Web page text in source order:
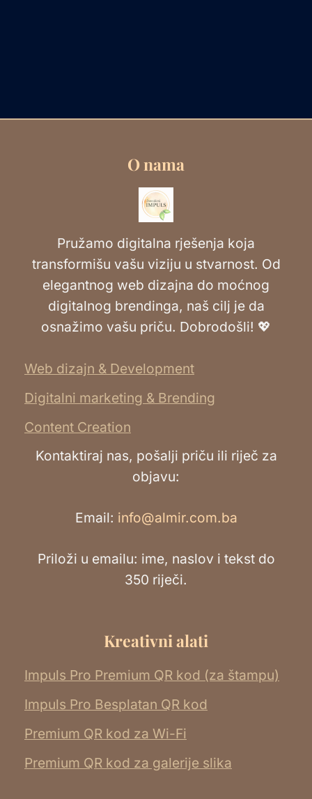
O nama
Pružamo digitalna rješenja koja
transformišu vašu viziju u stvarnost. Od
elegantnog web dizajna do moćnog
digitalnog brendinga, naš cilj je da
osnažimo vašu priču. Dobrodošli! 💖
Web dizajn & Development
Digitalni marketing & Brending
Content Creation
Kontaktiraj nas, pošalji priču ili riječ za
objavu:
Email: info@almir.com.ba
Priloži u emailu: ime, naslov i tekst do
350 riječi.
Kreativni alati
Impuls Pro Premium QR kod (za štampu)
Impuls Pro Besplatan QR kod
Premium QR kod za Wi-Fi
Premium QR kod za galerije slika